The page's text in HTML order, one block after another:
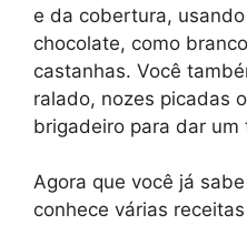
e da cobertura,
chocolate, como
castanhas. Você
ralado, nozes picadas
brigadeiro para dar um
Agora que você já
conhece várias